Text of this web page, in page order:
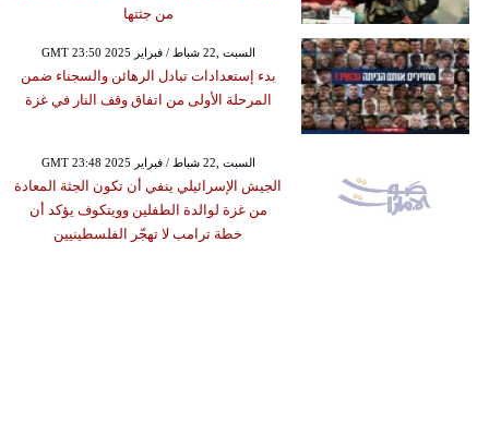
من جثتها
GMT 23:50 2025 السبت ,22 شباط / فبراير
بدء إستعدادات تبادل الرهائن والسجناء ضمن
المرحلة الأولى من اتفاق وقف النار في غزة
GMT 23:48 2025 السبت ,22 شباط / فبراير
الجيش الإسرائيلي ينفي أن تكون الجثة المعادة
من غزة لوالدة الطفلين وويتكوف يؤكد أن
خطة ترامب لا تهجّر الفلسطينيين